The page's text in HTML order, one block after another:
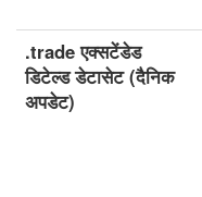
.trade एक्सटेंडेड
डिटेल्ड डेटासेट (दैनिक
अपडेट)